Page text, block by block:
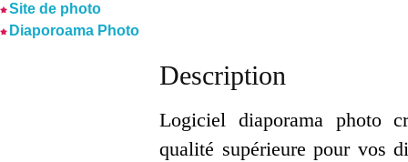
Site de photo
Diaporoama Photo
Description
Logiciel diaporama photo
qualité supérieure pour vos